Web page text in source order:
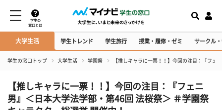
学生の
窓口とは
大学生活 学生トレンド 学生旅行 授業・履修・ゼミ サークル
学生の窓口トップ 大学生活 学園祭 【推しキャラに一票！！】今回の注目：『フェ
【推しキャラに一票！！】今回の注目：『フェニ
男』＜日本大学法学部・第46回 法桜祭＞ ＃学園祭